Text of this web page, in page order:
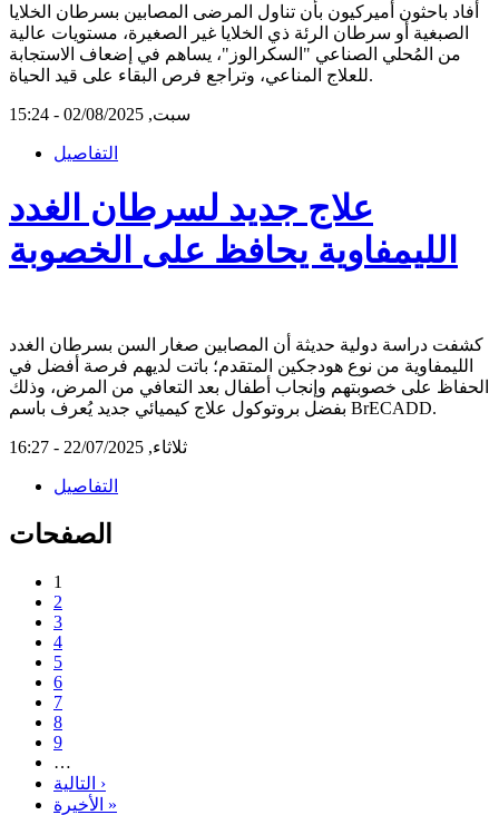
أفاد باحثون أميركيون بأن تناول المرضى المصابين بسرطان الخلايا
الصبغية أو سرطان الرئة ذي الخلايا غير الصغيرة، مستويات عالية
من المُحلي الصناعي "السكرالوز"، يساهم في إضعاف الاستجابة
للعلاج المناعي، وتراجع فرص البقاء على قيد الحياة.
سبت, 02/08/2025 - 15:24
التفاصيل
علاج جديد لسرطان الغدد
الليمفاوية يحافظ على الخصوبة
كشفت دراسة دولية حديثة أن المصابين صغار السن بسرطان الغدد
الليمفاوية من نوع هودجكين المتقدم؛ باتت لديهم فرصة أفضل في
الحفاظ على خصوبتهم وإنجاب أطفال بعد التعافي من المرض، وذلك
بفضل بروتوكول علاج كيميائي جديد يُعرف باسم BrECADD.
ثلاثاء, 22/07/2025 - 16:27
التفاصيل
الصفحات
1
2
3
4
5
6
7
8
9
…
التالية ›
الأخيرة »